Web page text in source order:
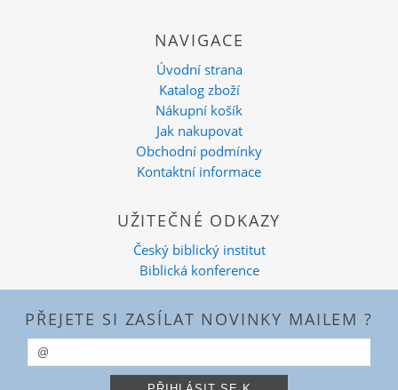
NAVIGACE
Úvodní strana
Katalog zboží
Nákupní košík
Jak nakupovat
Obchodní podmínky
Kontaktní informace
UŽITEČNÉ ODKAZY
Český biblický institut
Biblická konference
PŘEJETE SI ZASÍLAT NOVINKY MAILEM ?